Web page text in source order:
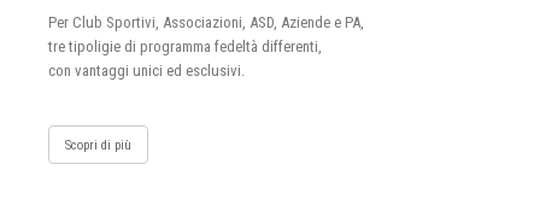
Per Club Sportivi, Associazioni, ASD, Aziende e PA,
tre tipoligie di programma fedeltà differenti,
con vantaggi unici ed esclusivi.
Scopri di più